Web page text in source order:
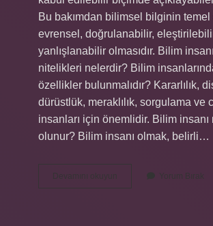
Bu bakımdan bilimsel bilginin
evrensel, doğrulanabilir,
yanlışlanabilir olmasıdır. Bilim
nitelikleri nelerdir? Bilim
özellikler bulunmalıdır? Kararlılık,
dürüstlük, meraklılık, sorgulama ve
insanları için önemlidir. Bilim insanı
olunur? Bilim insanı olmak, belirli…
Devamını okuyun
Insanı
Yorum Bırak